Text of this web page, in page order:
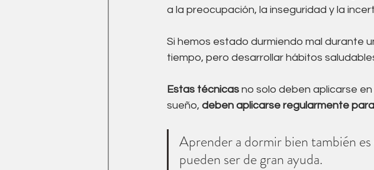
a la preocupación, la inseguridad y la
Si hemos estado durmiendo mal durante
tiempo, pero desarrollar hábitos
Estas técnicas no solo deben aplicarse
sueño, deben aplicarse regularmente
Aprender a dormir bien también
pueden ser de gran ayuda.